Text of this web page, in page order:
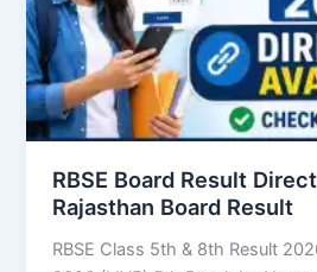
RBSE Board Result Direct
Rajasthan Board Result
RBSE Class 5th & 8th Result